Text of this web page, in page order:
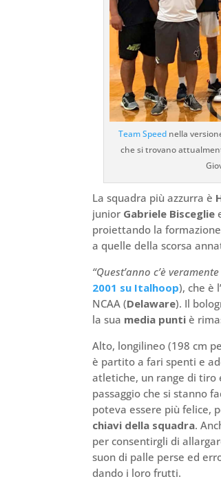
Team Speednella
che si trovano
La squadra più azzurra è
junior Gabriele Bisceglie
proiettando la
a quelle della scorsa
“Quest’anno c’è
2001 su Italhoop), che è
NCAA (Delaware). Il
la sua media punti è
Alto, longilineo (198 cm
è partito a fari spenti e
atletiche, un range di tiro
passaggio che si stanno
poteva essere più felice,
chiavi della squadra.
per consentirgli di
suon di palle perse ed
dando i loro frutti.